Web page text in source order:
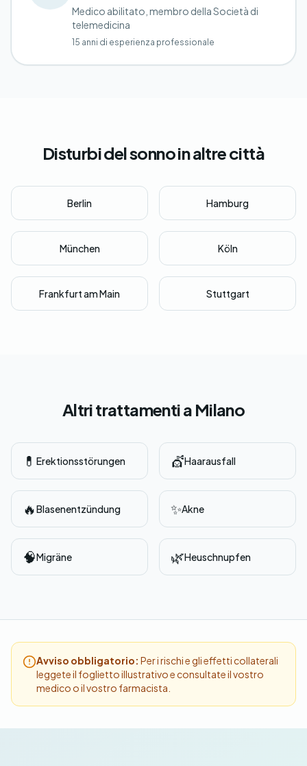
Medico abilitato, membro della Società di
telemedicina
15 anni di esperienza professionale
Disturbi del sonno in altre città
Berlin Hamburg
München Köln
Frankfurt am Main Stuttgart
Altri trattamenti a Milano
💊 Erektionsstörungen 💇Haarausfall
🔥Blasenentzündung ✨Akne
🧠Migräne 🌿Heuschnupfen
Avviso obbligatorio: Per i rischi e gli effetti collaterali
leggete il foglietto illustrativo e consultate il vostro
medico o il vostro farmacista.